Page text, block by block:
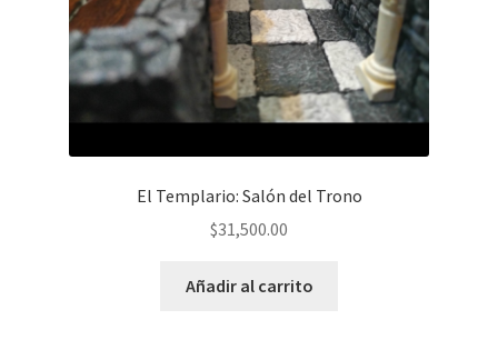
El Templario: Salón del Trono
$31,500.00
Añadir al carrito